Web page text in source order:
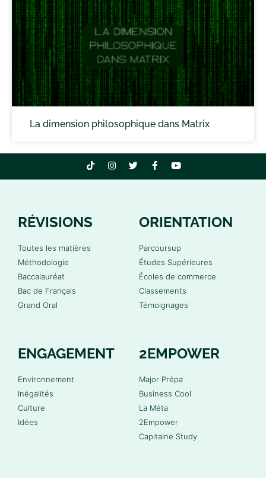
La dimension philosophique dans Matrix
RÉVISIONS
Toutes les matières
Méthodologie
Baccalauréat
Bac de Français
Grand Oral
ORIENTATION
Parcoursup
Études Supérieures
Écoles de commerce
Classements
Témoignages
ENGAGEMENT
Environnement
Inégalités
Culture
Idées
2EMPOWER
Major Prépa
Business Cool
La Méta
2Empower
Capitaine Study